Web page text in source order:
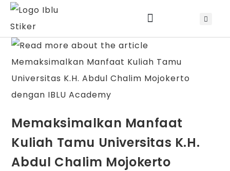
Memaksimalkan Manfaat
Kuliah Tamu Universitas K.H.
Abdul Chalim Mojokerto